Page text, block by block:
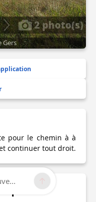
2 photo(s)
Gers
pour le chemin à à
continuer tout droit.